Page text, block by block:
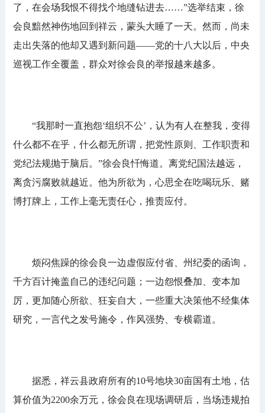
了，在会场我恨不得找个地缝钻进去……”选举结束，徐
会良黯然神伤地回到祥云，蒙头大睡了一天。然而，尚未
走出失落的他却又遇到新问题——党的十八大以后，中央
巡视工作全覆盖，群众对徐会良的举报越来越多。
“我那时一直抱怨‘组织不公’，认为有人在整我，变得
什么都不在乎，什么都无所谓，把党性原则、工作职责和
党纪法规抛于脑后。”徐会良忏悔道。离党纪国法越远，
离贪污腐败就越近。他为所欲为，心思全在吃喝玩乐、赌
博打牌上，工作上毫无责任心，推责应付。
烦闷焦躁的徐会良一边虚假应付省、州纪委的函询，
千方百计掩盖自己的违纪问题；一边怨恨叠加、变本加
厉，更加随心所欲、狂妄自大，一些重大决策他不经集体
研究，一言代之发号施令，作风强势、专横霸道。
据悉，祥云县政府所有的10号地块30亩国有土地，估
算价值为2200余万元，徐会良在现场调研后，当场违规拍